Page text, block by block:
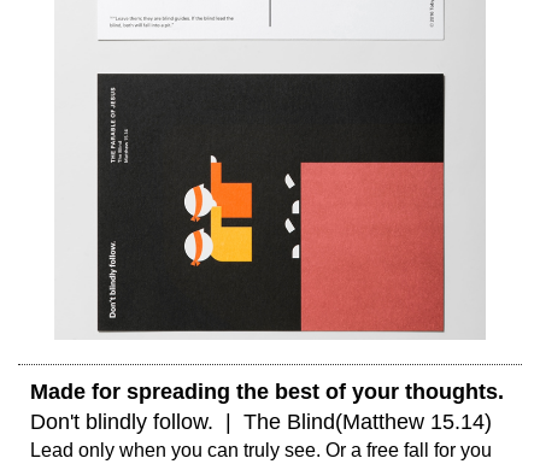
Made for spreading the best of your thoughts.
Don't blindly follow.  |  The Blind(Matthew 15.14)
Lead only when you can truly see. Or a free fall for you